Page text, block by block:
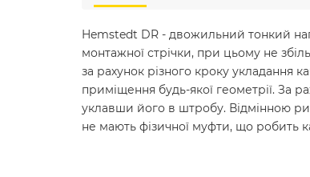
Hemstedt DR - двожильний тонкий
монтажної стрічки, при цьому не
за рахунок різного кроку укладання
приміщення будь-якої геометрії. За
уклавши його в штробу. Відмінною
не мають фізичної муфти, що робить